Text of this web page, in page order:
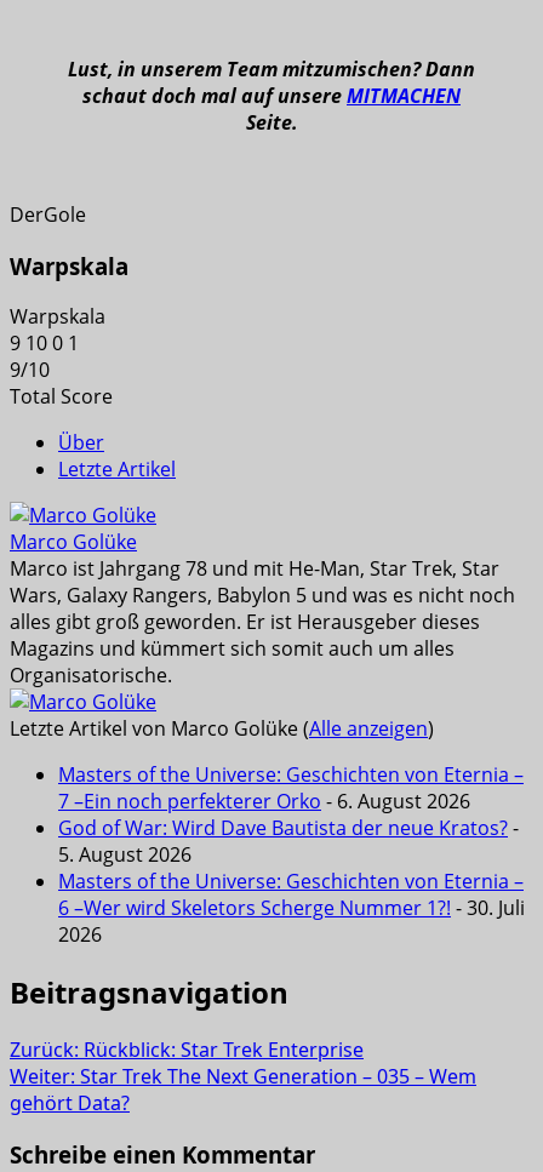
Lust, in unserem Team mitzumischen? Dann
schaut doch mal auf unsereMITMACHEN
Seite.
DerGole
Warpskala
Warpskala
9 100 1
9/10
Total Score
Über
Letzte Artikel
Marco Golüke
Marco ist Jahrgang 78 und mit He-Man, Star Trek, Star
Wars, Galaxy Rangers, Babylon 5 und was es nicht noch
alles gibt groß geworden. Er ist Herausgeber dieses
Magazins und kümmert sich somit auch um alles
Organisatorische.
Letzte Artikel von Marco Golüke(Alle anzeigen)
Masters of the Universe: Geschichten von Eternia –
7 –Ein noch perfekterer Orko - 6. August 2026
God of War: Wird Dave Bautista der neue Kratos?-
5. August 2026
Masters of the Universe: Geschichten von Eternia –
6 –Wer wird Skeletors Scherge Nummer 1?! - 30. Juli
2026
Beitragsnavigation
Zurück: Rückblick: Star Trek Enterprise
Weiter: Star Trek The Next Generation – 035 – Wem
gehört Data?
Schreibe einen Kommentar